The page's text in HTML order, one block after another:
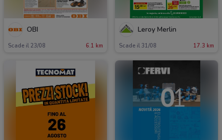
OBI
Scade il 23/08 6.1 km
Leroy Merlin
Scade il 31/08 17.3 km